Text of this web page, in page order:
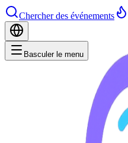
Chercher des événements
Basculer le menu